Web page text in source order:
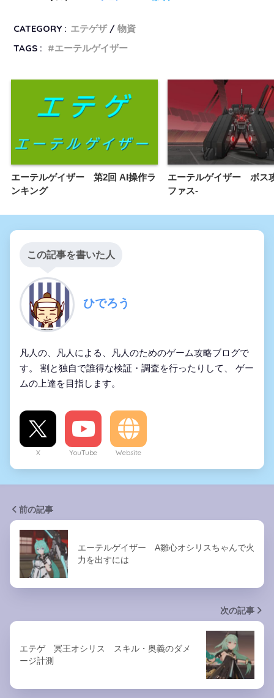
CATEGORY : エテゲザ
物資
TAGS :
エーテルゲイザー
エーテルゲイザー 第2回 AI操作ラ
ンキング
エーテルゲイザー ボス
ファス-
この記事を書いた人
ひでろう
凡人の、凡人による、凡人のためのゲーム攻略ブログで
す。 割と独自で誰得な検証・調査を行ったりして、 ゲー
ムの上達を目指します。
X YouTube Website
前の記事
エーテルゲイザー A雛心オシリスちゃんで火
力を出すには
次の記事
エテゲ 冥王オシリス スキル・奥義のダメ
ージ計測